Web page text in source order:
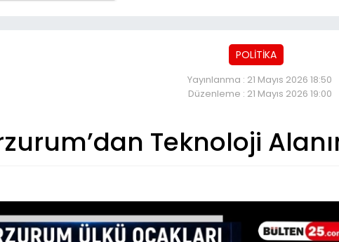
POLİTİKA
Yayınlanma : 21 Mayıs 2026 18:50
Düzenleme : 21 Mayıs 2026 19:00
Teknoloji